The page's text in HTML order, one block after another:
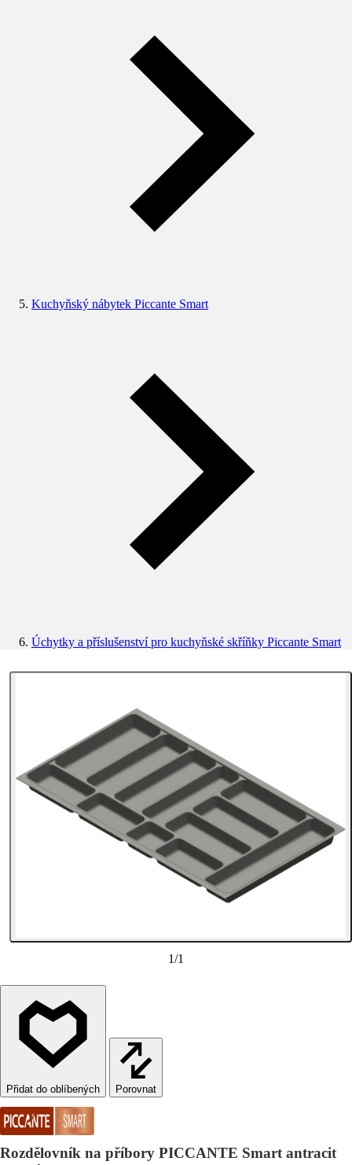
Kuchyňský nábytek Piccante Smart
Úchytky a příslušenství pro kuchyňské skříňky Piccante Smart
1/1
Porovnat
Rozdělovník na příbory PICCANTE Smart antracit